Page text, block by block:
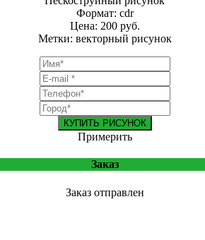
Формат: cdr
Цена: 200 руб.
Метки: векторный рисунок
КУПИТЬ РИСУНОК
Примерить
Заказ
Заказ отправлен